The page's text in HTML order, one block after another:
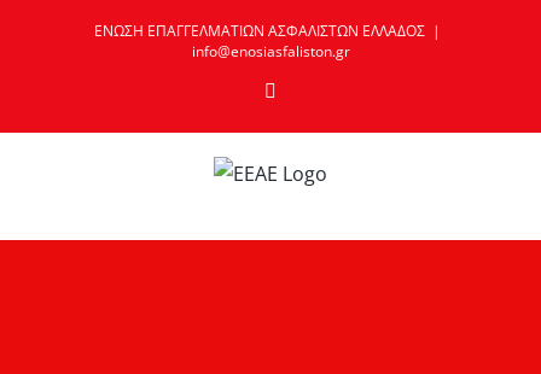
ΕΝΩΣΗ ΕΠΑΓΓΕΛΜΑΤΙΩΝ ΑΣΦΑΛΙΣΤΩΝ ΕΛΛΑΔΟΣ |
info@enosiasfaliston.gr